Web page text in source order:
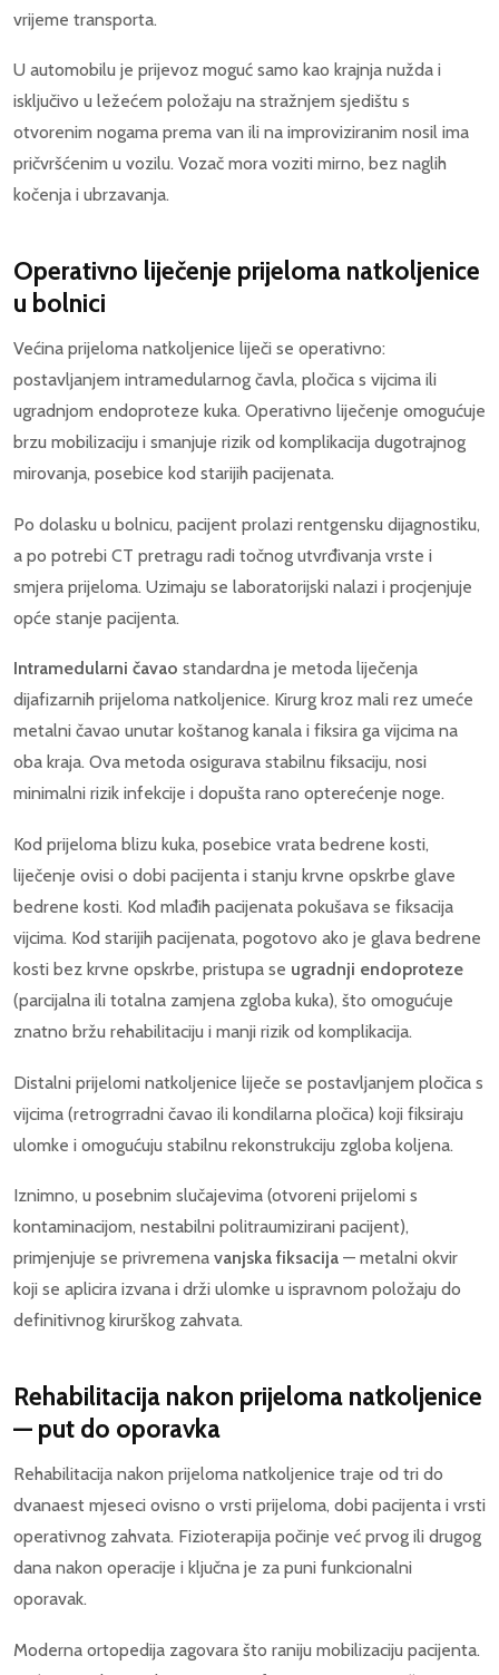
vrijeme transporta.
U automobilu je prijevoz moguć samo kao krajnja nužda i
isključivo u ležećem položaju na stražnjem sjedištu s
otvorenim nogama prema van ili na improviziranim nosil ima
pričvršćenim u vozilu. Vozač mora voziti mirno, bez naglih
kočenja i ubrzavanja.
Operativno liječenje prijeloma natkoljenice
u bolnici
Većina prijeloma natkoljenice liječi se operativno:
postavljanjem intramedularnog čavla, pločica s vijcima ili
ugradnjom endoproteze kuka. Operativno liječenje omogućuje
brzu mobilizaciju i smanjuje rizik od komplikacija dugotrajnog
mirovanja, posebice kod starijih pacijenata.
Po dolasku u bolnicu, pacijent prolazi rentgensku dijagnostiku,
a po potrebi CT pretragu radi točnog utvrđivanja vrste i
smjera prijeloma. Uzimaju se laboratorijski nalazi i procjenjuje
opće stanje pacijenta.
Intramedularni čavao standardna je metoda liječenja
dijafizarnih prijeloma natkoljenice. Kirurg kroz mali rez umeće
metalni čavao unutar koštanog kanala i fiksira ga vijcima na
oba kraja. Ova metoda osigurava stabilnu fiksaciju, nosi
minimalni rizik infekcije i dopušta rano opterećenje noge.
Kod prijeloma blizu kuka, posebice vrata bedrene kosti,
liječenje ovisi o dobi pacijenta i stanju krvne opskrbe glave
bedrene kosti. Kod mlađih pacijenata pokušava se fiksacija
vijcima. Kod starijih pacijenata, pogotovo ako je glava bedrene
kosti bez krvne opskrbe, pristupa se ugradnji endoproteze
(parcijalna ili totalna zamjena zgloba kuka), što omogućuje
znatno bržu rehabilitaciju i manji rizik od komplikacija.
Distalni prijelomi natkoljenice liječe se postavljanjem pločica s
vijcima (retrogrradni čavao ili kondilarna pločica) koji fiksiraju
ulomke i omogućuju stabilnu rekonstrukciju zgloba koljena.
Iznimno, u posebnim slučajevima (otvoreni prijelomi s
kontaminacijom, nestabilni politraumizirani pacijent),
primjenjuje se privremena vanjska fiksacija — metalni okvir
koji se aplicira izvana i drži ulomke u ispravnom položaju do
definitivnog kirurškog zahvata.
Rehabilitacija nakon prijeloma natkoljenice
— put do oporavka
Rehabilitacija nakon prijeloma natkoljenice traje od tri do
dvanaest mjeseci ovisno o vrsti prijeloma, dobi pacijenta i vrsti
operativnog zahvata. Fizioterapija počinje već prvog ili drugog
dana nakon operacije i ključna je za puni funkcionalni
oporavak.
Moderna ortopedija zagovara što raniju mobilizaciju pacijenta.